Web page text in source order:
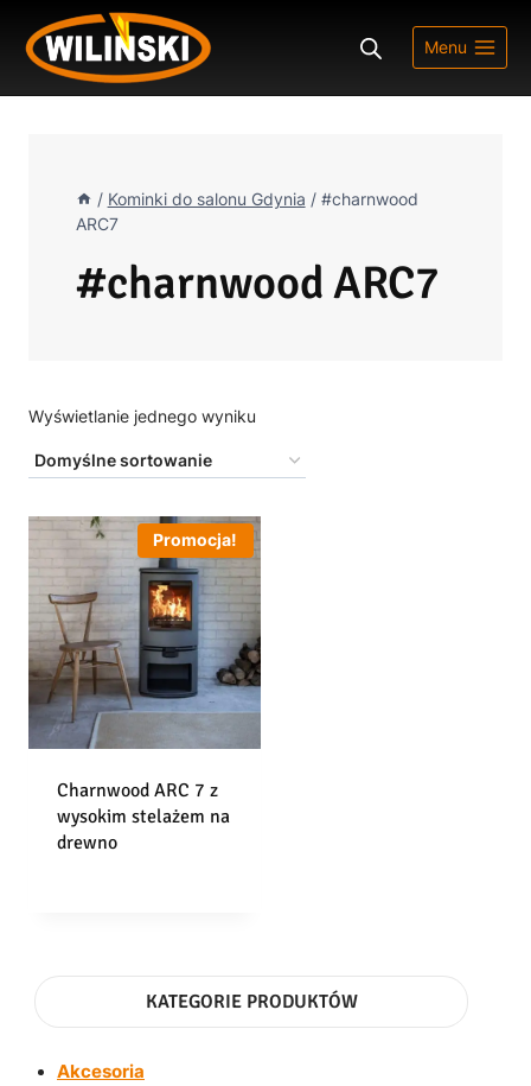
Przejdź
treści
Menu
/ Kominki do salonu Gdynia / #charnwood
ARC7
#charnwood ARC7
Wyświetlanie jednego wyniku
Promocja!
Charnwood ARC 7 z
wysokim stelażem na
drewno
KATEGORIE PRODUKTÓW
Akcesoria